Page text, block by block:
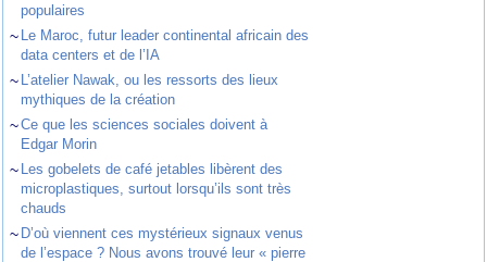
populaires
~ Le Maroc, futur leader continental africain des
data centers et de l’IA
~ L’atelier Nawak, ou les ressorts des lieux
mythiques de la création
~Ce que les sciences sociales doivent à
Edgar Morin
~ Les gobelets de café jetables libèrent des
microplastiques, surtout lorsqu’ils sont très
chauds
~ D’où viennent ces mystérieux signaux venus
de l’espace ? Nous avons trouvé leur « pierre